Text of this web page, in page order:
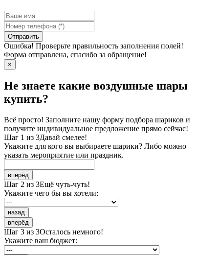
Отправить
Ошибка! Проверьте правильность заполнения полей!
Форма отправлена, спасибо за обращение!
×
Не знаете какие воздушные шары
купить?
Всё просто! Заполните нашу форму подбора шариков и
получите индивидуальное предложение прямо сейчас!
Шаг 1 из 3Давай смелее!
Укажите для кого вы выбираете шарики? Либо можно
указать мероприятие или праздник.
вперёд
Шаг 2 из 3Ещё чуть-чуть!
Укажите чего бы вы хотели:
назад
вперёд
Шаг 3 из 3Осталось немного!
Укажите ваш бюджет: